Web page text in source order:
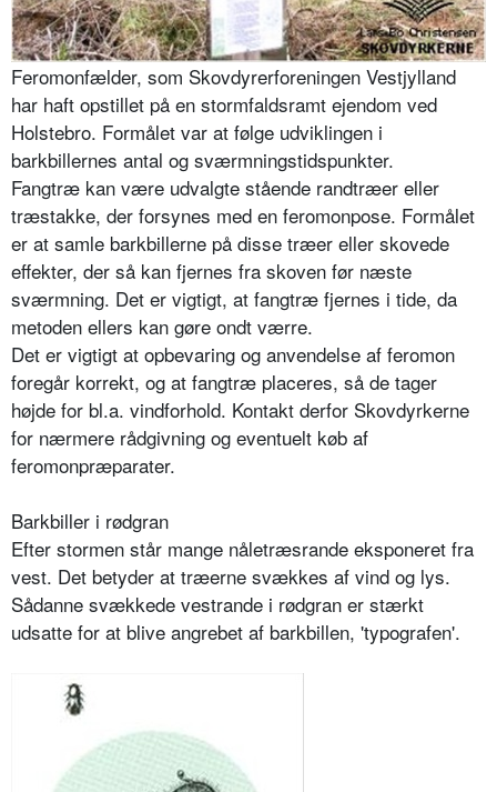
Feromonfælder, som Skovdyrerforeningen Vestjylland
har haft opstillet på en stormfaldsramt ejendom ved
Holstebro. Formålet var at følge udviklingen i
barkbillernes antal og sværmningstidspunkter.
Fangtræ kan være udvalgte stående randtræer eller
træstakke, der forsynes med en feromonpose. Formålet
er at samle barkbillerne på disse træer eller skovede
effekter, der så kan fjernes fra skoven før næste
sværmning. Det er vigtigt, at fangtræ fjernes i tide, da
metoden ellers kan gøre ondt værre.
Det er vigtigt at opbevaring og anvendelse af feromon
foregår korrekt, og at fangtræ placeres, så de tager
højde for bl.a. vindforhold. Kontakt derfor Skovdyrkerne
for nærmere rådgivning og eventuelt køb af
feromonpræparater.
Barkbiller i rødgran
Efter stormen står mange nåletræsrande eksponeret fra
vest. Det betyder at træerne svækkes af vind og lys.
Sådanne svækkede vestrande i rødgran er stærkt
udsatte for at blive angrebet af barkbillen, 'typografen'.